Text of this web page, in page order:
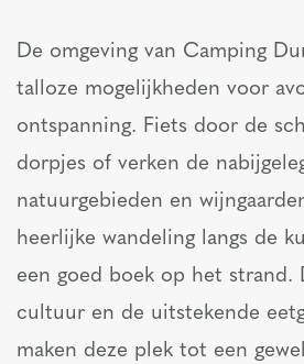
De omgeving van Camping
talloze mogelijkheden voor
ontspanning. Fiets door de
dorpjes of verken de
natuurgebieden en
heerlijke wandeling langs de
een goed boek op het strand.
cultuur en de uitstekende
maken deze plek tot een